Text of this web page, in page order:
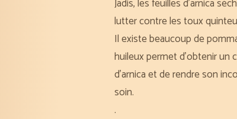
Jadis, les feuilles d’arnica
lutter contre les toux
Il existe beaucoup de
huileuxpermet d’obtenir un
d’arnica et de rendre son
soin.
.